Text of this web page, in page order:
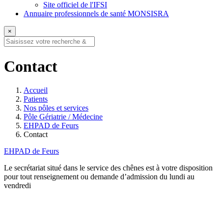
Site officiel de l'IFSI
Annuaire professionnels de santé MONSISRA
×
Contact
Accueil
Patients
Nos pôles et services
Pôle Gériatrie / Médecine
EHPAD de Feurs
Contact
EHPAD de Feurs
Le secrétariat situé dans le service des chênes est à votre disposition
pour tout renseignement ou demande d’admission du lundi au
vendredi